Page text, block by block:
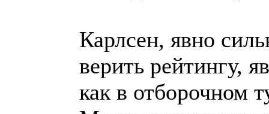
Карлсен, явно
верить рейтингу,
как в отборочном